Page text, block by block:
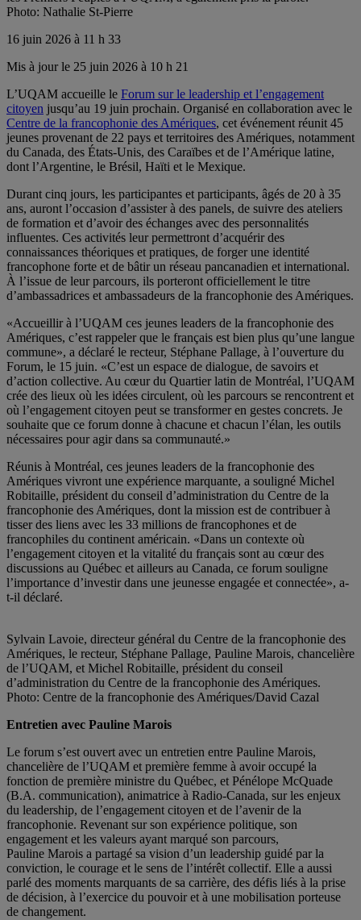
Photo: Nathalie St-Pierre
16 juin 2026 à 11 h 33
Mis à jour le 25 juin 2026 à 10 h 21
L’UQAM accueille le Forum sur le leadership et l’engagement
citoyen jusqu’au 19 juin prochain. Organisé en collaboration avec le
Centre de la francophonie des Amériques, cet événement réunit 45
jeunes provenant de 22 pays et territoires des Amériques, notamment
du Canada, des États-Unis, des Caraïbes et de l’Amérique latine,
dont l’Argentine, le Brésil, Haïti et le Mexique.
Durant cinq jours, les participantes et participants, âgés de 20 à 35
ans, auront l’occasion d’assister à des panels, de suivre des ateliers
de formation et d’avoir des échanges avec des personnalités
influentes. Ces activités leur permettront d’acquérir des
connaissances théoriques et pratiques, de forger une identité
francophone forte et de bâtir un réseau pancanadien et international.
À l’issue de leur parcours, ils porteront officiellement le titre
d’ambassadrices et ambassadeurs de la francophonie des Amériques.
«Accueillir à l’UQAM ces jeunes leaders de la francophonie des
Amériques, c’est rappeler que le français est bien plus qu’une langue
commune», a déclaré le recteur, Stéphane Pallage, à l’ouverture du
Forum, le 15 juin. «C’est un espace de dialogue, de savoirs et
d’action collective. Au cœur du Quartier latin de Montréal, l’UQAM
crée des lieux où les idées circulent, où les parcours se rencontrent et
où l’engagement citoyen peut se transformer en gestes concrets. Je
souhaite que ce forum donne à chacune et chacun l’élan, les outils
nécessaires pour agir dans sa communauté.»
Réunis à Montréal, ces jeunes leaders de la francophonie des
Amériques vivront une expérience marquante, a souligné Michel
Robitaille, président du conseil d’administration du Centre de la
francophonie des Amériques, dont la mission est de contribuer à
tisser des liens avec les 33 millions de francophones et de
francophiles du continent américain. «Dans un contexte où
l’engagement citoyen et la vitalité du français sont au cœur des
discussions au Québec et ailleurs au Canada, ce forum souligne
l’importance d’investir dans une jeunesse engagée et connectée», a-
t-il déclaré.
Sylvain Lavoie, directeur général du Centre de la francophonie des
Amériques, le recteur, Stéphane Pallage, Pauline Marois, chancelière
de l’UQAM, et Michel Robitaille, président du conseil
d’administration du Centre de la francophonie des Amériques.
Photo: Centre de la francophonie des Amériques/David Cazal
Entretien avec Pauline Marois
Le forum s’est ouvert avec un entretien entre Pauline Marois,
chancelière de l’UQAM et première femme à avoir occupé la
fonction de première ministre du Québec, et Pénélope McQuade
(B.A. communication), animatrice à Radio-Canada, sur les enjeux
du leadership, de l’engagement citoyen et de l’avenir de la
francophonie. Revenant sur son expérience politique, son
engagement et les valeurs ayant marqué son parcours,
Pauline Marois a partagé sa vision d’un leadership guidé par la
conviction, le courage et le sens de l’intérêt collectif. Elle a aussi
parlé des moments marquants de sa carrière, des défis liés à la prise
de décision, à l’exercice du pouvoir et à une mobilisation porteuse
de changement.